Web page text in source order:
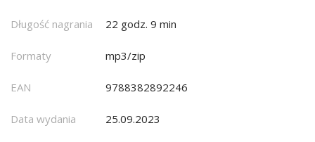
Długość nagrania 22 godz. 9 min
Formaty mp3/zip
EAN 9788382892246
Data wydania 25.09.2023